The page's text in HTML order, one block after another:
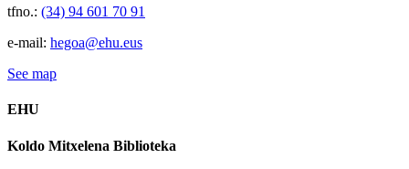
tfno.: (34) 94 601 70 91
e-mail: hegoa@ehu.eus
See map
EHU
Koldo Mitxelena Biblioteka